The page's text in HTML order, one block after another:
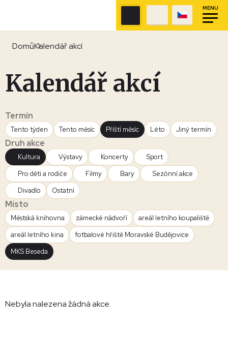
MENU
DomůKalendář akcí
Kalendář akcí
Termín
Tento týden Tento měsíc Příští měsíc Léto Jiný termín
Druh akce
Kultura Výstavy Koncerty
Sport
Pro děti a rodiče
Filmy Bary
Sezónní akce
Divadlo
Ostatní
Místo
Městská knihovna zámecké nádvoří
areál letního koupaliště
areál letního kina
fotbalové hřiště Moravské Budějovice
MKS Beseda
Nebyla nalezena žádná akce.